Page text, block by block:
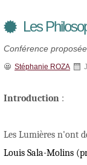
Les
Conférence
Stéphanie ROZA
Introduction :
Les Lumières n'ont
Louis Sala-Molins